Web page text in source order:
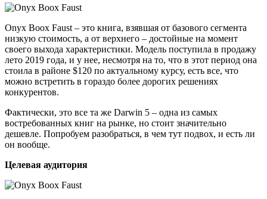
Onyx Boox Faust – это книга, взявшая от базового сегмента
низкую стоимость, а от верхнего – достойные на момент
своего выхода характеристики. Модель поступила в продажу
лето 2019 года, и у нее, несмотря на то, что в этот период она
стоила в районе $120 по актуальному курсу, есть все, что
можно встретить в гораздо более дорогих решениях
конкурентов.
Фактически, это все та же Darwin 5 – одна из самых
востребованных книг на рынке, но стоит значительно
дешевле. Попробуем разобраться, в чем тут подвох, и есть ли
он вообще.
Целевая аудитория